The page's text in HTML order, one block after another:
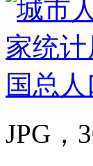
JPG，